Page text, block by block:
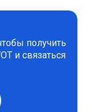
получить
и связаться